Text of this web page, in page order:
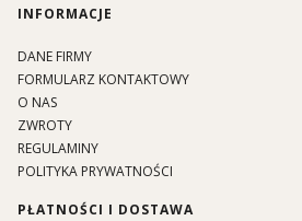
Linki w stopce
INFORMACJE
DANE FIRMY
FORMULARZ KONTAKTOWY
O NAS
ZWROTY
REGULAMINY
POLITYKA PRYWATNOŚCI
PŁATNOŚCI I DOSTAWA